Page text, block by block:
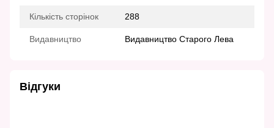
Кількість сторінок 288
Видавництво Видавництво Старого Лева
Відгуки